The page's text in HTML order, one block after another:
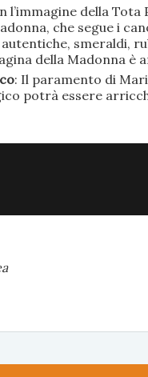
l’immagine della
che segue i
smeraldi,
della Madonna
: Il paramento di
potrà essere